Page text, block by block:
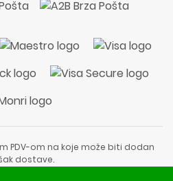
PDV-om na koje može biti dodan
dostave.